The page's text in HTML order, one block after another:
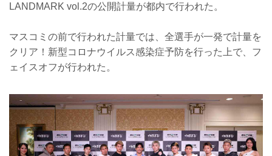
LANDMARK vol.2の公開計量が都内で行われた。
マスコミの前で行われた計量では、全選手が一発で計量を
クリア！新型コロナウイルス感染症予防を行った上で、フ
ェイスオフが行われた。